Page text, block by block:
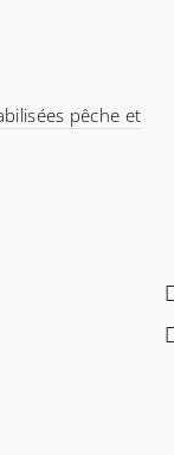
pêche et